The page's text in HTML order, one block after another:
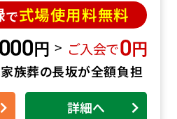
で式場使用料無料
000円 > ご入会で0円
族葬の長坂が全額負担
詳細へ